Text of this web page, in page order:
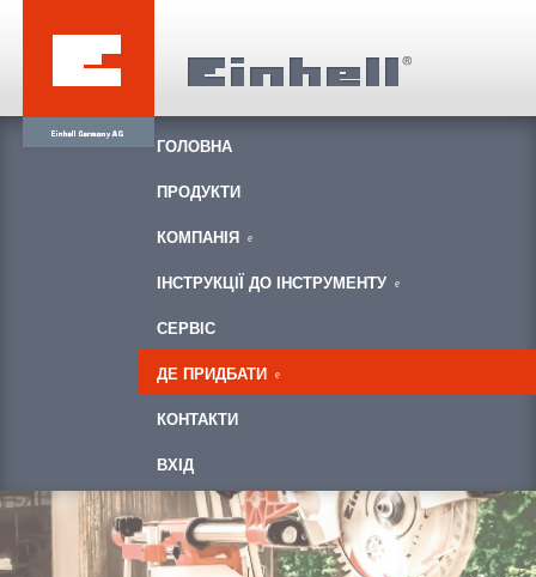
ГОЛОВНА
ПРОДУКТИ
КОМПАНІЯ
ІНСТРУКЦІЇ ДО ІНСТРУМЕНТУ
СЕРВІС
ДЕ ПРИДБАТИ
КОНТАКТИ
ВХІД